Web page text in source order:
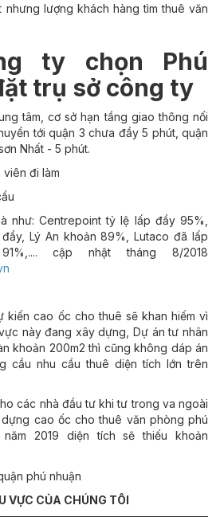
lượng khách hàng tìm thuê văn
ty chọn Phú
trụ sở công ty
tâm, cơ sở hạn tầng giao thông nối
tới quận 3 chưa đầy 5 phút, quận
Nhất - 5 phút.
viên đi làm
như: Centrepoint tỷ lệ lấp đầy 95%,
Lý An khoản 89%, Lutaco đã lấp
cập nhật tháng 8/2018
kiến cao ốc cho thuê sẽ khan hiếm vì
này đang xây dựng, Dự án tư nhân
khoản 200m2 thì cũng không dáp án
cầu nhu cầu thuê diện tích lớn trên
các nhà đầu tư khi tư trong va ngoài
cao ốc cho thuê văn phòng phú
2019 diện tích sẽ thiếu khoản
VỰC CỦA CHÚNG TÔI